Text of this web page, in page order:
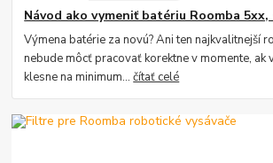
Návod ako vymeniť batériu Roomba 5xx,
Výmena batérie za novú? Ani ten najkvalitnejší
nebude môcť pracovať korektne v momente, ak
klesne na minimum...čítať celé